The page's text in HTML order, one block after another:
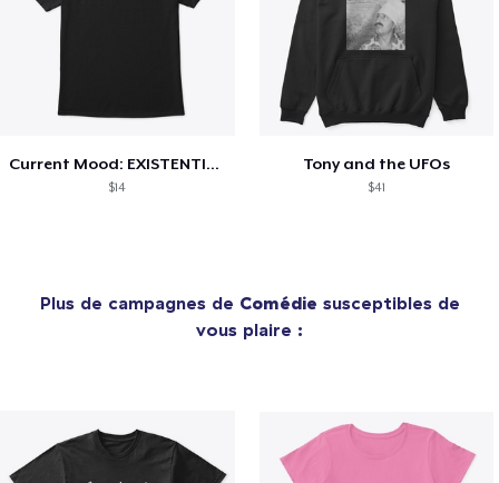
Current Mood: EXISTENTIAL CRISIS
$14
Tony and the UFOs
$41
Plus de campagnes de Comédie susceptibles de
vous plaire :